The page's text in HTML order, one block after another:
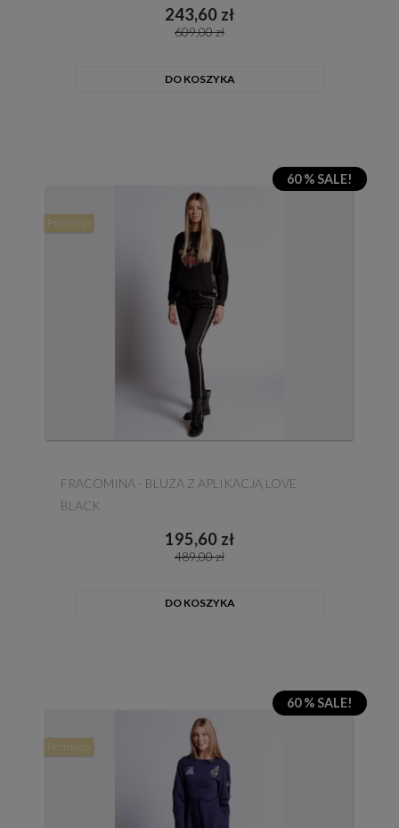
243,60 zł
609,00 zł
DO KOSZYKA
60 % SALE!
FRACOMINA - BLUZA Z APLIKACJĄ LOVE
BLACK
195,60 zł
489,00 zł
DO KOSZYKA
Promocja
60 % SALE!
Promocja